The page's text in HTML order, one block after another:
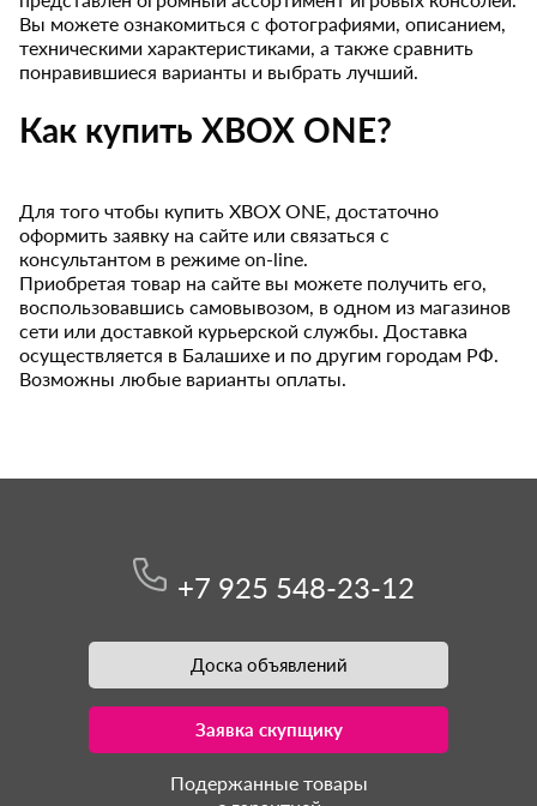
Вы можете ознакомиться с фотографиями, описанием,
техническими характеристиками, а также сравнить
понравившиеся варианты и выбрать лучший.
Как купить XBOX ONE?
Для того чтобы купить XBOX ONE, достаточно
оформить заявку на сайте или связаться с
консультантом в режиме on-line.
Приобретая товар на сайте вы можете получить его,
воспользовавшись самовывозом, в одном из магазинов
сети или доставкой курьерской службы. Доставка
осуществляется в Балашихе и по другим городам РФ.
Возможны любые варианты оплаты.
+7 925 548-23-12
Доска объявлений
Заявка скупщику
Подержанные товары